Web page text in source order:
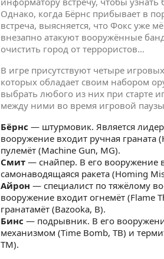
Однако, когда Бёрнс прибывает в
встреча, выясняется, что Фокс уже
внезапно атакуют вооружённые
очистить город от террористов…
В игре присутствуют четыре
которых обладает своим набором
выбрать любого из них при старте
между ними во время игровой
Бёрнс — штурмовик. Является
вооружение входит ручная граната
пулемёт (Machine Gun, MG).
Смит — снайпер. В его вооружение
самонаводящаяся ракета (Homing
Айрон — специалист по тяжёлому
вооружение входит огнемёт (Flame
гранатамёт (Bazooka, B).
Бинс — подрывник. В его
механизмом (Time Bomb, TB) и
TM).